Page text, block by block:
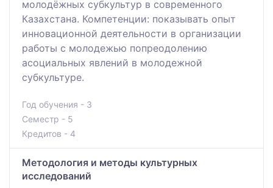
молодёжных субкультур в современного
Казахстана. Компетенции: показывать опыт
инновационной деятельности в организации
работы с молодежью попреодолению
асоциальных явлений в молодежной
субкультуре.
Год обучения - 3
Семестр - 5
Кредитов - 4
Методология и методы культурных
исследований